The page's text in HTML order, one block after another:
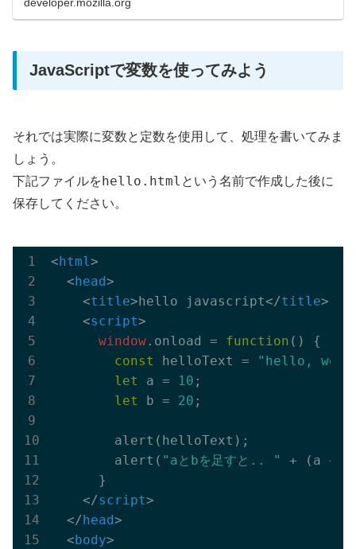
developer.mozilla.org
JavaScriptで変数を使ってみよう
それでは実際に変数と定数を使用して、処理を書いてみま
しょう。
下記ファイルをhello.html という名前で作成した後に
保存してください。
<html>
<head>
<title>hello javascript</title>
<script>
window .onload = function ( ) {
const
helloText =
"hello,
let
a = 10 ;
let
b = 20 ;
        alert(helloText);
        alert(
"aとbを足すと.. "
+ (a +
      }
</script>
</head>
<body>